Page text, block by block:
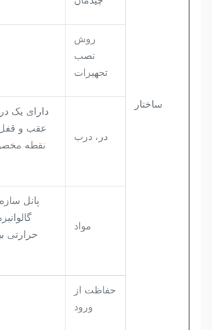
ساختار
روش
نصب
تجهیزات
در، درب
دارای یک
عقب و
نقطه
مواد
پانل
حرارتی
حفاظت از
ورود